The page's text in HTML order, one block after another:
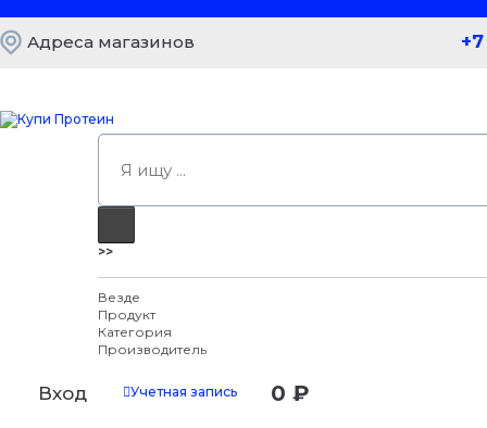
Адреса магазинов
>>
Везде
Продукт
Категория
Производитель
Вход Учетная запись 0 ₽